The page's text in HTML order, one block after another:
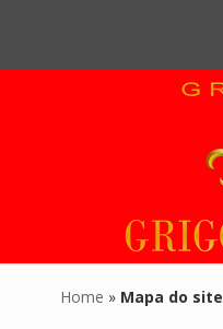
Home » Mapa do site